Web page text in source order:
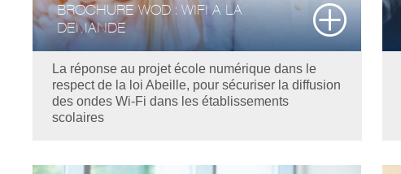
BROCHURE WOD : WIFI A LA
DEMANDE
La réponse au projet école numérique dans le
respect de la loi Abeille, pour sécuriser la diffusion
des ondes Wi-Fi dans les établissements
scolaires